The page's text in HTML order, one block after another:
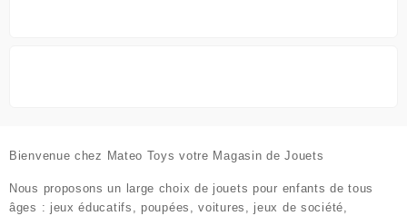
Bienvenue chez Mateo Toys votre Magasin de Jouets
Nous proposons un large choix de jouets pour enfants de tous
âges : jeux éducatifs, poupées, voitures, jeux de société,